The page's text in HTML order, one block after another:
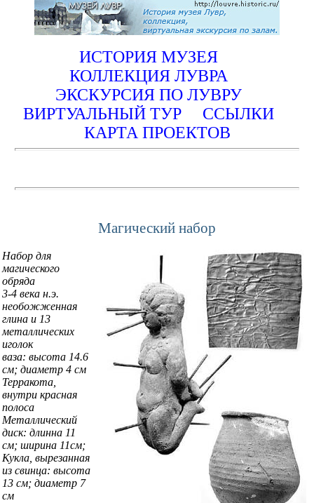
ИСТОРИЯ МУЗЕЯ
КОЛЛЕКЦИЯ ЛУВРА
ЭКСКУРСИЯ ПО ЛУВРУ
ВИРТУАЛЬНЫЙ ТУР
ССЫЛКИ
КАРТА ПРОЕКТОВ
Магический набор
Набор для
магического
обряда
3-4 века н.э.
необожженная
глина и 13
металлических
иголок
ваза: высота 14.6
см; диаметр 4 см
Терракота,
внутри красная
полоса
Металлический
диск: длинна 11
см; ширина 11см;
Кукла, вырезанная
из свинца: высота
13 см; диаметр 7
см